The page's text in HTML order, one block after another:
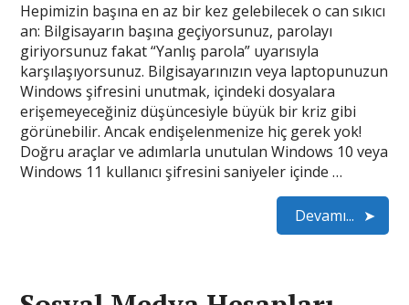
Hepimizin başına en az bir kez gelebilecek o can sıkıcı
an: Bilgisayarın başına geçiyorsunuz, parolayı
giriyorsunuz fakat “Yanlış parola” uyarısıyla
karşılaşıyorsunuz. Bilgisayarınızın veya laptopunuzun
Windows şifresini unutmak, içindeki dosyalara
erişemeyeceğiniz düşüncesiyle büyük bir kriz gibi
görünebilir. Ancak endişelenmenize hiç gerek yok!
Doğru araçlar ve adımlarla unutulan Windows 10 veya
Windows 11 kullanıcı şifresini saniyeler içinde …
Devamı...